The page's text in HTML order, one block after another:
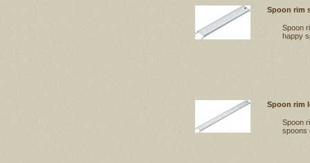
Spoon rim
Spoon
happy
Spoon rim
Spoon
spoons